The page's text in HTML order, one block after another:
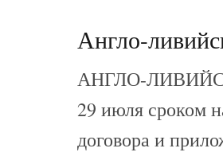
Англо-
АНГЛО-
29 июля сроком
договора и